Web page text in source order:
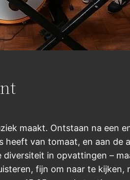
maakt. Ontstaan na een
heeft van tomaat, en aan
diversiteit in opvattingen –
fijn om naar te